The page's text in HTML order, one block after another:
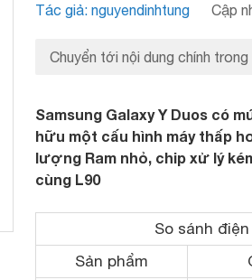
Tác giả: nguyendinhtung Cập
Chuyển tới nội dung chính trong
Samsung Galaxy Y Duos có
hữu một cấu hình máy thấp
lượng Ram nhỏ, chip xử lý
cùng L90
So sánh
Sản phẩm